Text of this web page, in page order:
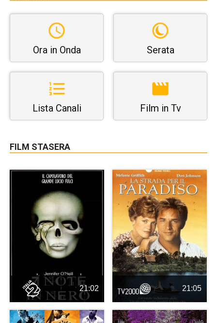
Ora in Onda Serata
Lista Canali Film in Tv
FILM STASERA
21:02 21:05